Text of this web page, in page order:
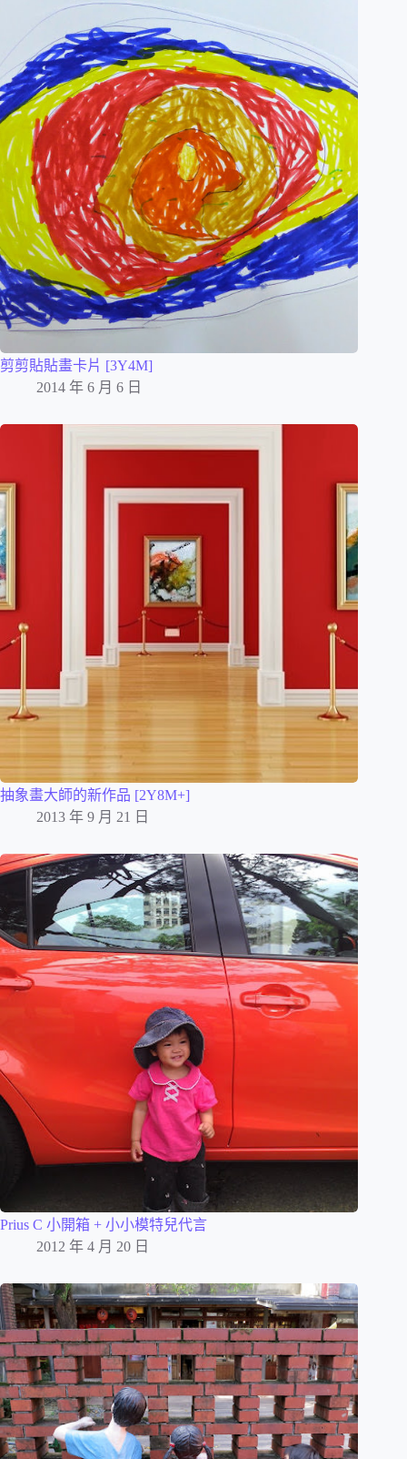
剪剪貼貼畫卡片 [3Y4M]
2014 年 6 月 6 日
抽象畫大師的新作品 [2Y8M+]
2013 年 9 月 21 日
Prius C 小開箱 + 小小模特兒代言
2012 年 4 月 20 日